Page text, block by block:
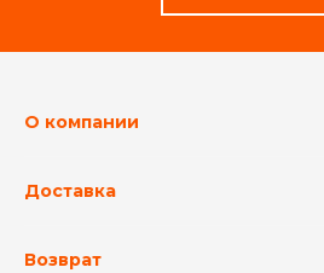
О компании
Доставка
Возврат